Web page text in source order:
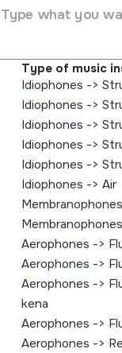
Type what you
Type of music
Idiophones ->
Idiophones ->
Idiophones ->
Idiophones ->
Idiophones ->
Idiophones -> Air
Membranophones
Membranophones
Aerophones ->
Aerophones ->
Aerophones ->
kena
Aerophones ->
Aerophones ->